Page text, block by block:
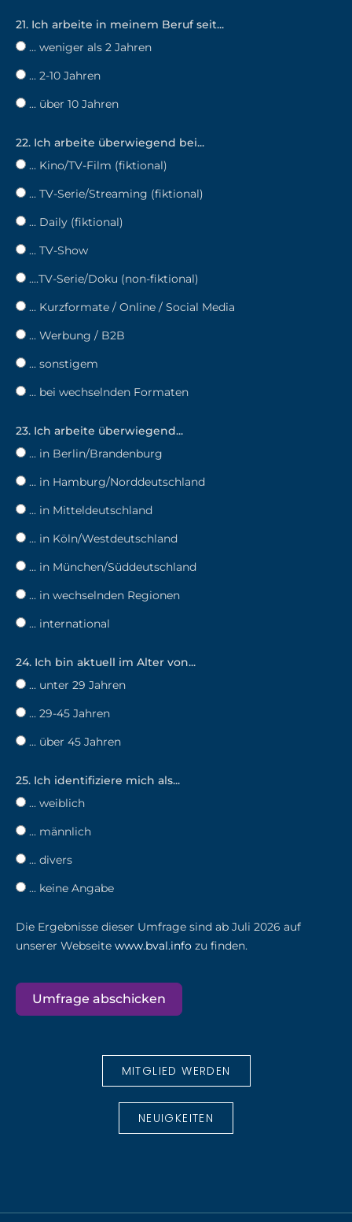
21. Ich arbeite in meinem Beruf seit...
... weniger als 2 Jahren
... 2-10 Jahren
... über 10 Jahren
22. Ich arbeite überwiegend bei...
... Kino/TV-Film (fiktional)
... TV-Serie/Streaming (fiktional)
... Daily (fiktional)
... TV-Show
....TV-Serie/Doku (non-fiktional)
... Kurzformate / Online / Social Media
... Werbung / B2B
... sonstigem
... bei wechselnden Formaten
23. Ich arbeite überwiegend...
... in Berlin/Brandenburg
... in Hamburg/Norddeutschland
... in Mitteldeutschland
... in Köln/Westdeutschland
... in München/Süddeutschland
... in wechselnden Regionen
... international
24. Ich bin aktuell im Alter von...
... unter 29 Jahren
... 29-45 Jahren
... über 45 Jahren
25. Ich identifiziere mich als...
... weiblich
... männlich
... divers
... keine Angabe
Die Ergebnisse dieser Umfrage sind ab Juli 2026 auf
unserer Webseite www.bval.info zu finden.
Umfrage abschicken
MITGLIED WERDEN
NEUIGKEITEN